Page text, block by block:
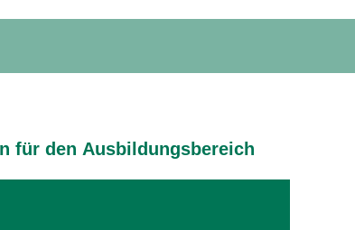
für den Ausbildungsbereich